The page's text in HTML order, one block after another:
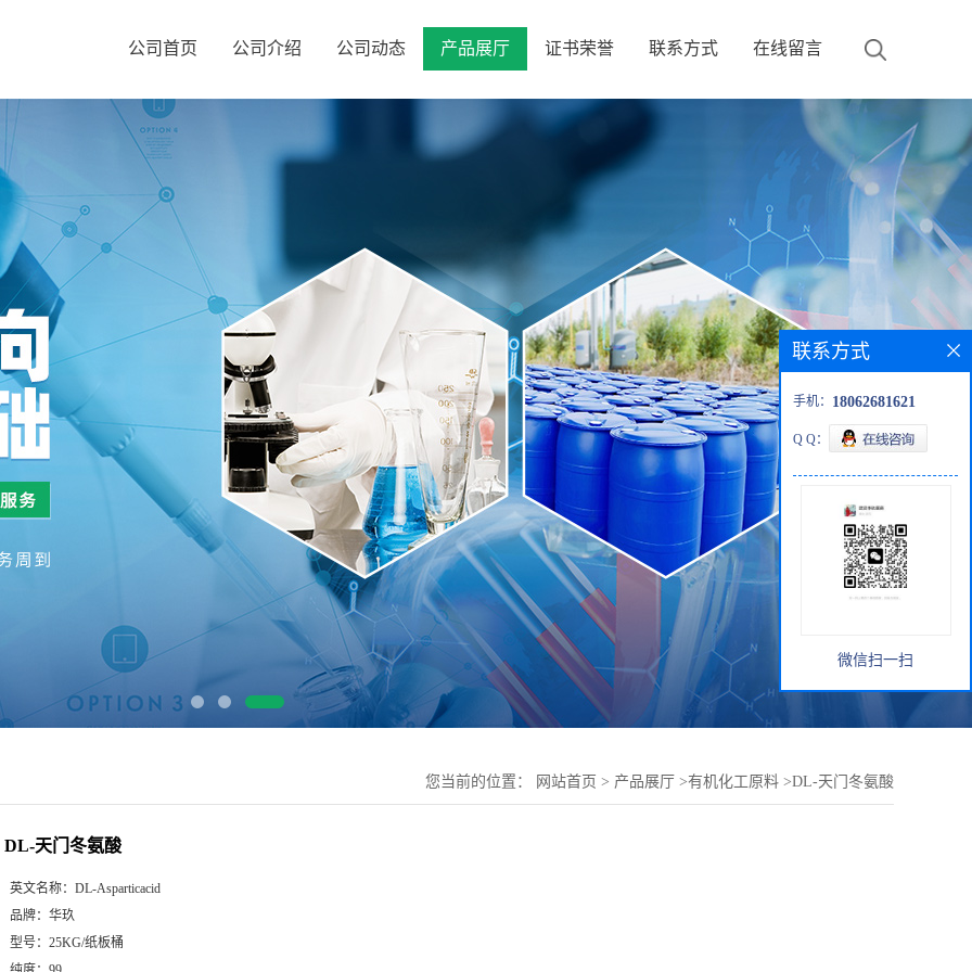
公司首页 公司介绍 公司动态 产品展厅 证书荣誉 联系方式 在线留言
您当前的位置： 网站首页 > 产品展厅 >有机化工原料 >DL-天门冬氨酸
DL-天门冬氨酸
英文名称： DL-Asparticacid
品牌： 华玖
型号： 25KG/纸板桶
联系方式
手机： 18062681621
Q Q：
微信扫一扫